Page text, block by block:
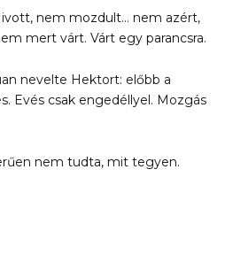
nem mozdult… nem azért,
mert várt. Várt egy parancsra.
nevelte Hektort: előbb a
Evés csak engedéllyel. Mozgás
nem tudta, mit tegyen.